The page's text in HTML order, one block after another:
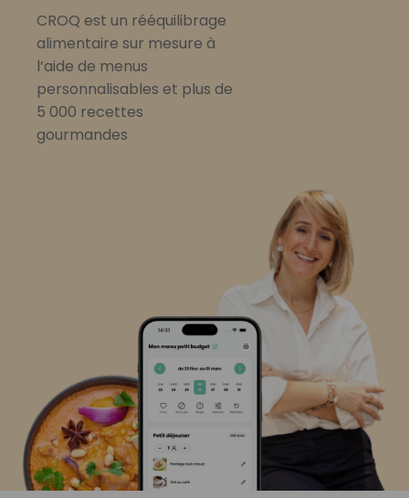
CROQ est un rééquilibrage
alimentaire sur mesure à
l’aide de menus
personnalisables et plus de
5 000 recettes
gourmandes